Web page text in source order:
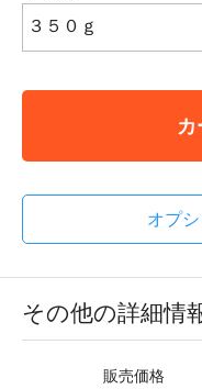
オプ
その他の詳細情
販売価格